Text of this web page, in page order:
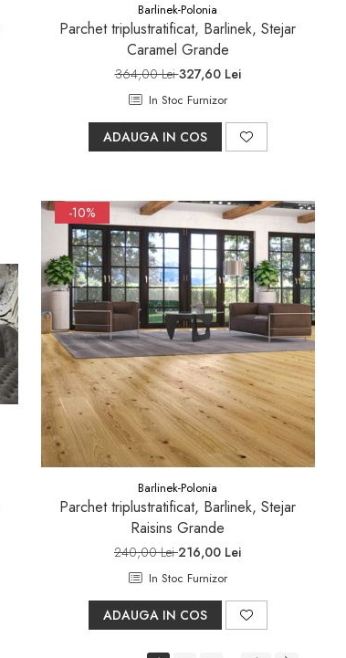
Barlinek-Polonia
Parchet triplustratificat, Barlinek, Stejar
Caramel Grande
364,00 Lei327,60 Lei
In Stoc Furnizor
ADAUGA IN COS
-10%
Barlinek-Polonia
Parchet triplustratificat, Barlinek, Stejar
Raisins Grande
240,00 Lei216,00 Lei
In Stoc Furnizor
ADAUGA IN COS